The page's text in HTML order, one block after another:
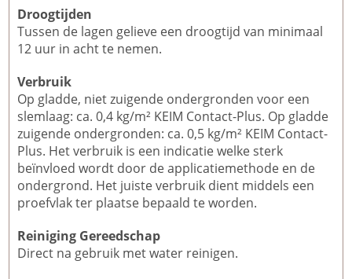
Droogtijden
Tussen de lagen gelieve een droogtijd van minimaal
12 uur in acht te nemen.
Verbruik
Op gladde, niet zuigende ondergronden voor een
slemlaag: ca. 0,4 kg/m² KEIM Contact-Plus. Op gladde
zuigende ondergronden: ca. 0,5 kg/m² KEIM Contact-
Plus. Het verbruik is een indicatie welke sterk
beïnvloed wordt door de applicatiemethode en de
ondergrond. Het juiste verbruik dient middels een
proefvlak ter plaatse bepaald te worden.
Reiniging Gereedschap
Direct na gebruik met water reinigen.